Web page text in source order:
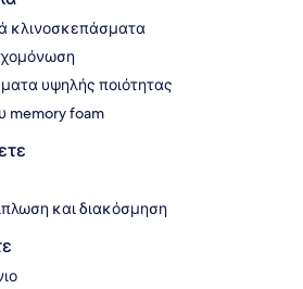
κλινοσκεπάσματα
υψηλής ποιότητας
memory foam
και διακόσμηση